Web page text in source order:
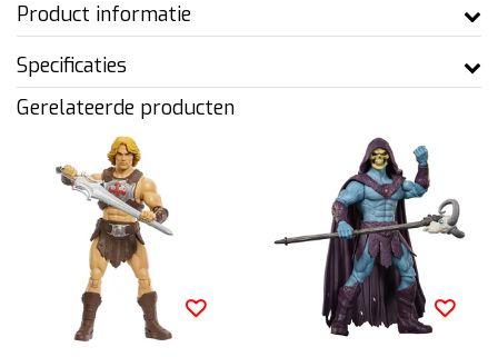
Product informatie
Specificaties
Gerelateerde producten